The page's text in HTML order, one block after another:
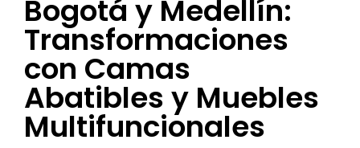
Bogotá y Medellín:
Transformaciones
con Camas
Abatibles y Muebles
Multifuncionales